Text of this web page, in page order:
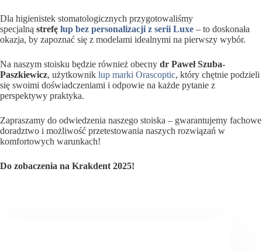
Dla higienistek stomatologicznych przygotowaliśmy
specjalną strefę lup bez personalizacji z serii Luxe – to doskonała
okazja, by zapoznać się z modelami idealnymi na pierwszy wybór.
Na naszym stoisku będzie również obecny dr Paweł Szuba-
Paszkiewicz, użytkownik lup marki Orascoptic, który chętnie podzieli
się swoimi doświadczeniami i odpowie na każde pytanie z
perspektywy praktyka.
Zapraszamy do odwiedzenia naszego stoiska – gwarantujemy fachowe
doradztwo i możliwość przetestowania naszych rozwiązań w
komfortowych warunkach!
Do zobaczenia na Krakdent 2025!